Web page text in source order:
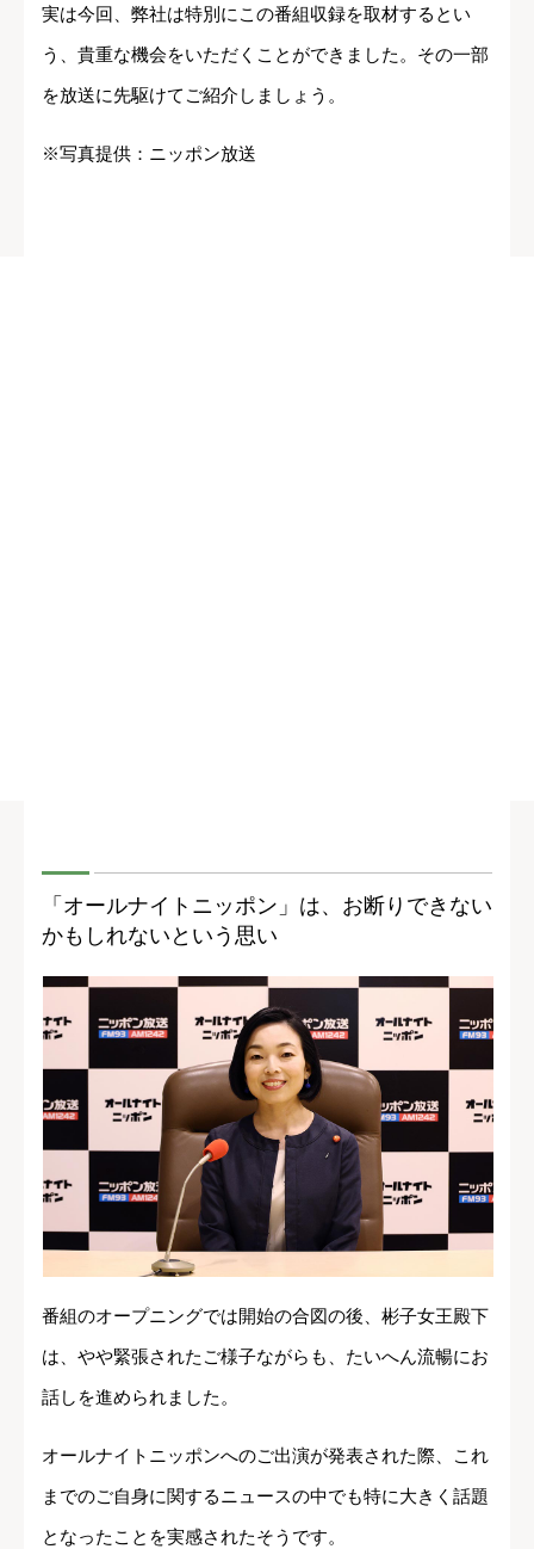
実は今回、弊社は特別にこの番組収録を取材するとい
う、貴重な機会をいただくことができました。その一部
を放送に先駆けてご紹介しましょう。
※写真提供：ニッポン放送
「オールナイトニッポン」は、お断りできない
かもしれないという思い
番組のオープニングでは開始の合図の後、彬子女王殿下
は、やや緊張されたご様子ながらも、たいへん流暢にお
話しを進められました。
オールナイトニッポンへのご出演が発表された際、これ
までのご自身に関するニュースの中でも特に大きく話題
となったことを実感されたそうです。